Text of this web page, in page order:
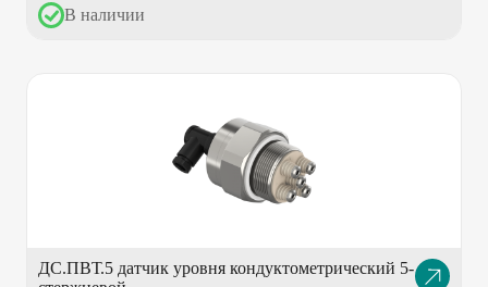
В наличии
ДС.ПВТ.5 датчик уровня кондуктометрический 5-Описание